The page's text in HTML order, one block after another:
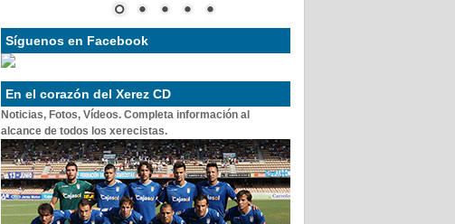
Síguenos en Facebook
En el corazón del Xerez CD
Noticias, Fotos, Vídeos. Completa información al
alcance de todos los xerecistas.